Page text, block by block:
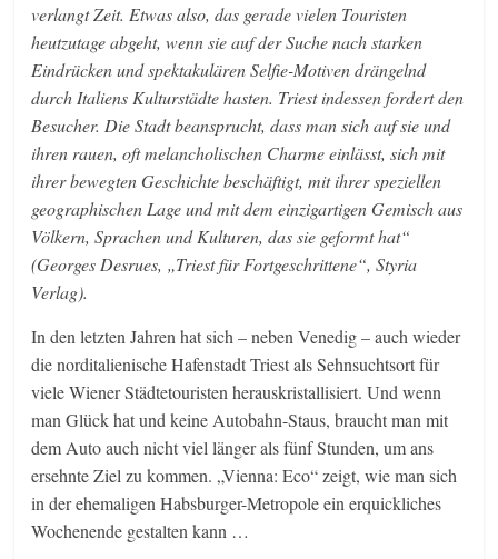
verlangt Zeit. Etwas also, das gerade vielen Touristen
heutzutage abgeht, wenn sie auf der Suche nach starken
Eindrücken und spektakulären Selfie-Motiven drängelnd
durch Italiens Kulturstädte hasten. Triest indessen fordert den
Besucher. Die Stadt beansprucht, dass man sich auf sie und
ihren rauen, oft melancholischen Charme einlässt, sich mit
ihrer bewegten Geschichte beschäftigt, mit ihrer speziellen
geographischen Lage und mit dem einzigartigen Gemisch aus
Völkern, Sprachen und Kulturen, das sie geformt hat“
(Georges Desrues, „Triest für Fortgeschrittene“, Styria
Verlag).
In den letzten Jahren hat sich – neben Venedig – auch wieder
die norditalienische Hafenstadt Triest als Sehnsuchtsort für
viele Wiener Städtetouristen herauskristallisiert. Und wenn
man Glück hat und keine Autobahn-Staus, braucht man mit
dem Auto auch nicht viel länger als fünf Stunden, um ans
ersehnte Ziel zu kommen. „Vienna: Eco“ zeigt, wie man sich
in der ehemaligen Habsburger-Metropole ein erquickliches
Wochenende gestalten kann …